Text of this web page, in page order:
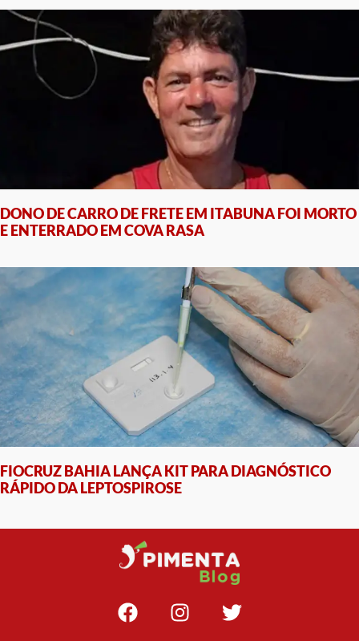
DONO DE CARRO DE FRETE EM ITABUNA FOI MORTO
E ENTERRADO EM COVA RASA
FIOCRUZ BAHIA LANÇA KIT PARA DIAGNÓSTICO
RÁPIDO DA LEPTOSPIROSE